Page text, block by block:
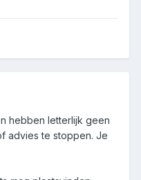
hebben letterlijk geen
advies te stoppen. Je